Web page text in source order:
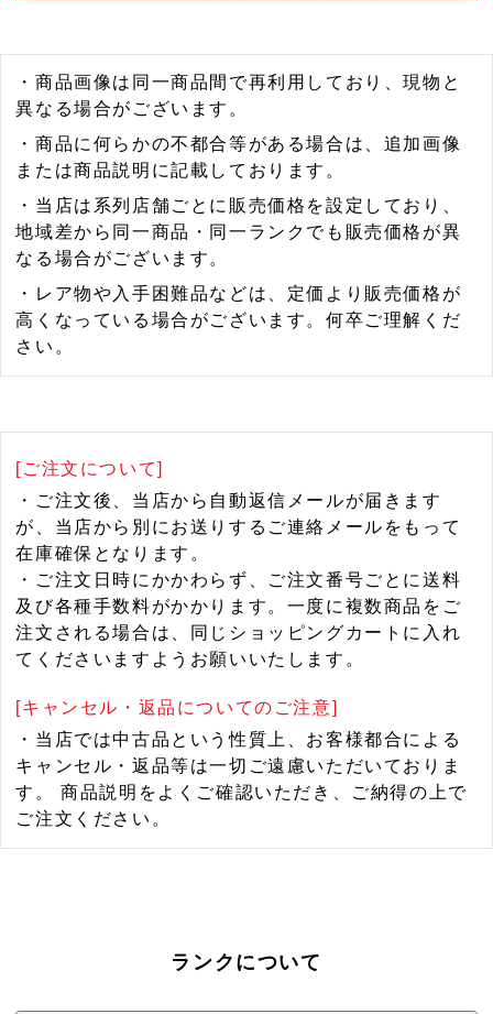
・商品画像は同一商品間で再利用しており、現物と
異なる場合がございます。
・商品に何らかの不都合等がある場合は、追加画像
または商品説明に記載しております。
・当店は系列店舗ごとに販売価格を設定しており、
地域差から同一商品・同一ランクでも販売価格が異
なる場合がございます。
・レア物や入手困難品などは、定価より販売価格が
高くなっている場合がございます。何卒ご理解くだ
さい。
[ご注文について]
・ご注文後、当店から自動返信メールが届きます
が、当店から別にお送りするご連絡メールをもって
在庫確保となります。
・ご注文日時にかかわらず、ご注文番号ごとに送料
及び各種手数料がかかります。一度に複数商品をご
注文される場合は、同じショッピングカートに入れ
てくださいますようお願いいたします。
[キャンセル・返品についてのご注意]
・当店では中古品という性質上、お客様都合による
キャンセル・返品等は一切ご遠慮いただいておりま
す。 商品説明をよくご確認いただき、ご納得の上で
ご注文ください。
ランクについて